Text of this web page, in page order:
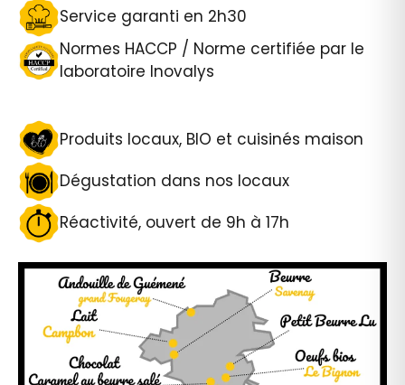
Service garanti en 2h30
Normes HACCP / Norme certifiée par le
laboratoire Inovalys
Produits locaux, BIO et cuisinés maison
Dégustation dans nos locaux
Réactivité, ouvert de 9h à 17h